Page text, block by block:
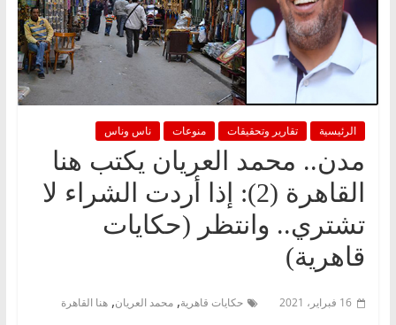
الرئيسية تقارير وتحقيقات منوعات ناس وناس
مدن.. محمد العريان يكتب هنا
القاهرة (2): إذا أردت الشراء لا
تشتري.. وانتظر (حكايات
قاهرية)
16 فبراير، 2021 حكايات قاهرية, محمد العريان, هنا القاهرة